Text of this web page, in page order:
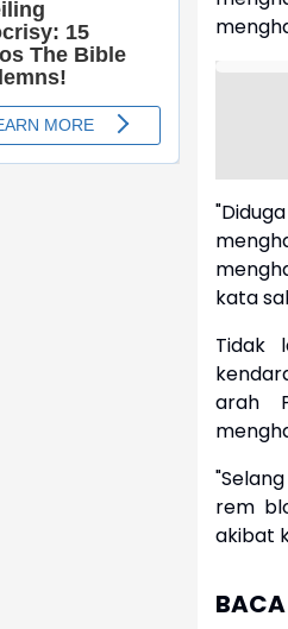
kata
Tidak
arah
rem
akibat